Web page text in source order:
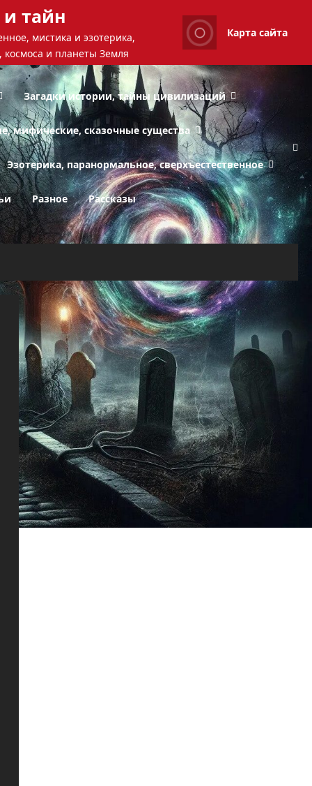
тайн
мистика и эзотерика,
космоса и планеты Земля
Карта сайта
Загадки истории, тайны цивилизаций
мифические, сказочные существа
Эзотерика, паранормальное, сверхъестественное
Разное Рассказы